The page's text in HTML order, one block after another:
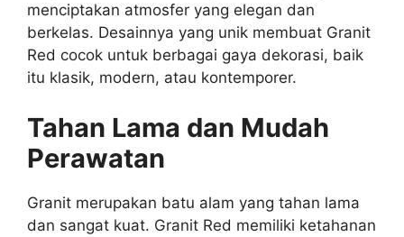
menciptakan atmosfer yang elegan dan
berkelas. Desainnya yang unik membuat Granit
Red cocok untuk berbagai gaya dekorasi, baik
itu klasik, modern, atau kontemporer.
Tahan Lama dan Mudah
Perawatan
Granit merupakan batu alam yang tahan lama
dan sangat kuat. Granit Red memiliki ketahanan